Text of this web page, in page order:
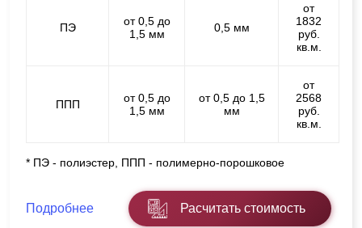
ПЭ
от 0,5 до
1,5 мм
0,5 мм
от
1832
руб.
кв.м.
ППП
от 0,5 до
1,5 мм
от 0,5 до 1,5
мм
от
2568
руб.
кв.м.
* ПЭ - полиэстер, ППП - полимерно-порошковое
Подробнее Расчитать стоимость